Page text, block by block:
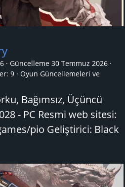
Güncelleme 30 Temmuz 2026
9
Oyun Güncellemeleri ve
Bağımsız, Üçüncü
- PC Resmi web sitesi:
pio Geliştirici: Black